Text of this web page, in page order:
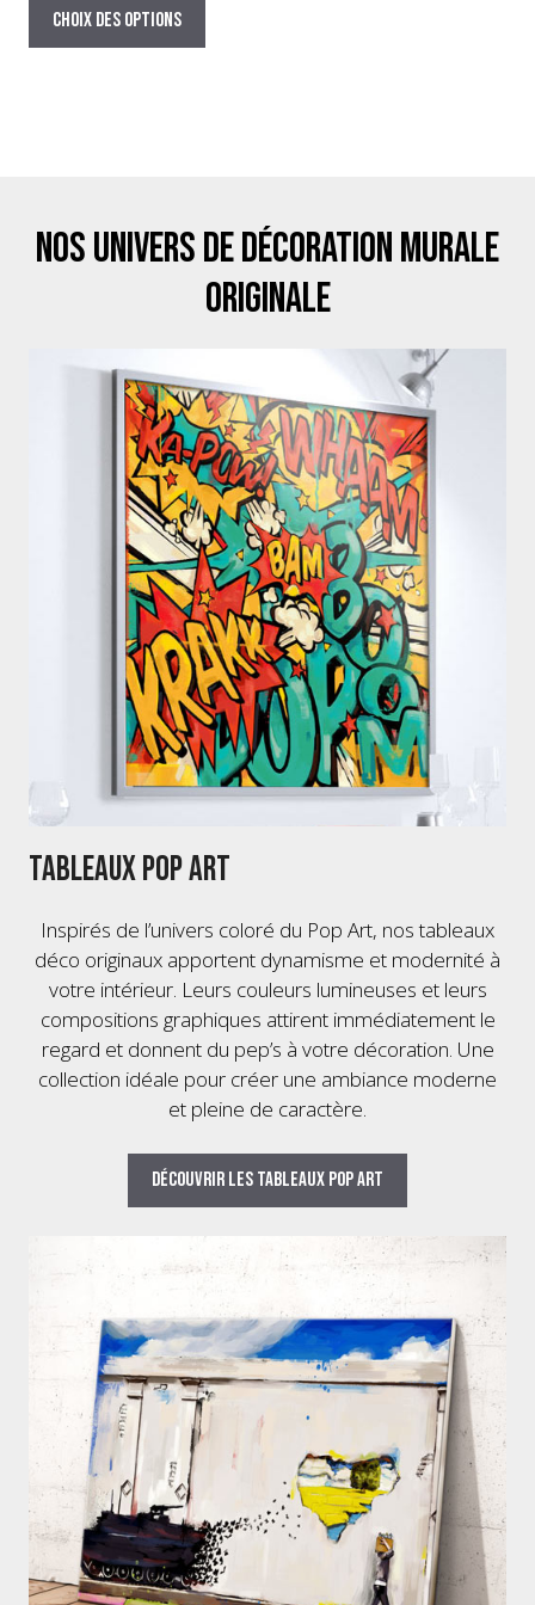
29,00€
à
Choix des options
a
être
choisies
sur
la
du
produit
Nos univers de décoration murale
originale
Tableaux Pop Art
Inspirés de l’univers coloré du Pop Art, nos tableaux
déco originaux apportent dynamisme et modernité à
votre intérieur. Leurs couleurs lumineuses et leurs
compositions graphiques attirent immédiatement le
regard et donnent du pep’s à votre décoration. Une
collection idéale pour créer une ambiance moderne
et pleine de caractère.
Découvrir les tableaux pop art